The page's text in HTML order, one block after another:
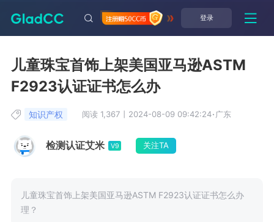
登录
儿童珠宝首饰上架美国亚马逊ASTM
F2923认证证书怎么办
检测认证艾米 V9 关注TA
知识产权 阅读 1,367 2024-08-09 09:42:24· 广东
儿童珠宝首饰上架美国亚马逊ASTM F2923认证证书怎么办
理？